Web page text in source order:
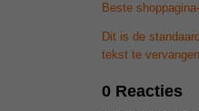
Beste
Dit is de
tekst te
0 Reacties